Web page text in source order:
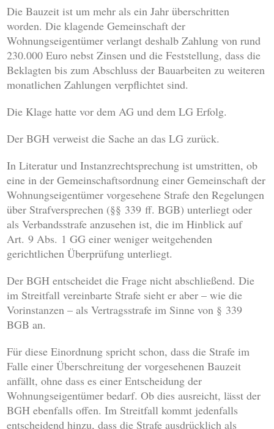
Die Bauzeit ist um mehr als ein Jahr überschritten
worden. Die klagende Gemeinschaft der
Wohnungseigentümer verlangt deshalb Zahlung von rund
230.000 Euro nebst Zinsen und die Feststellung, dass die
Beklagten bis zum Abschluss der Bauarbeiten zu weiteren
monatlichen Zahlungen verpflichtet sind.
Die Klage hatte vor dem AG und dem LG Erfolg.
Der BGH verweist die Sache an das LG zurück.
In Literatur und Instanzrechtsprechung ist umstritten, ob
eine in der Gemeinschaftsordnung einer Gemeinschaft der
Wohnungseigentümer vorgesehene Strafe den Regelungen
über Strafversprechen (§§ 339 ff. BGB) unterliegt oder
als Verbandsstrafe anzusehen ist, die im Hinblick auf
Art. 9 Abs. 1 GG einer weniger weitgehenden
gerichtlichen Überprüfung unterliegt.
Der BGH entscheidet die Frage nicht abschließend. Die
im Streitfall vereinbarte Strafe sieht er aber – wie die
Vorinstanzen – als Vertragsstrafe im Sinne von § 339
BGB an.
Für diese Einordnung spricht schon, dass die Strafe im
Falle einer Überschreitung der vorgesehenen Bauzeit
anfällt, ohne dass es einer Entscheidung der
Wohnungseigentümer bedarf. Ob dies ausreicht, lässt der
BGH ebenfalls offen. Im Streitfall kommt jedenfalls
entscheidend hinzu, dass die Strafe ausdrücklich als